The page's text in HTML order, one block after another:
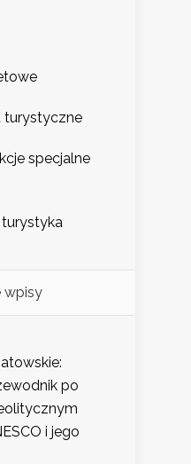
turystyczne
specjalne
wpisy
po
i jego